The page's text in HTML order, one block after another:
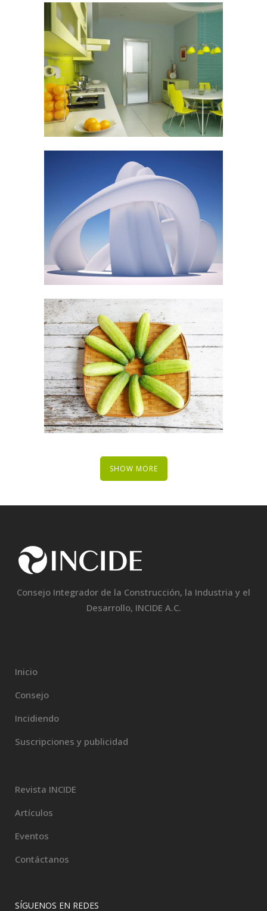
SHOW MORE
Consejo Integrador de la Construcción, la Industria y el
Desarrollo, INCIDE A.C.
Inicio
Consejo
Incidiendo
Suscripciones y publicidad
Revista INCIDE
Artículos
Eventos
Contáctanos
SÍGUENOS EN REDES